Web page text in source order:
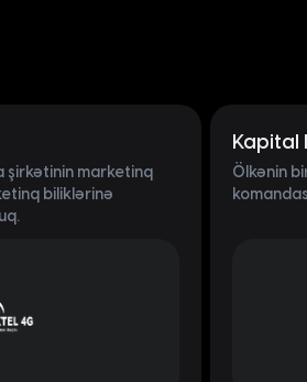
şirkətinin marketinq
biliklərinə
Kapital
Ölkənin